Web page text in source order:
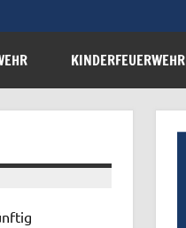
KINDERFEUERWEHR